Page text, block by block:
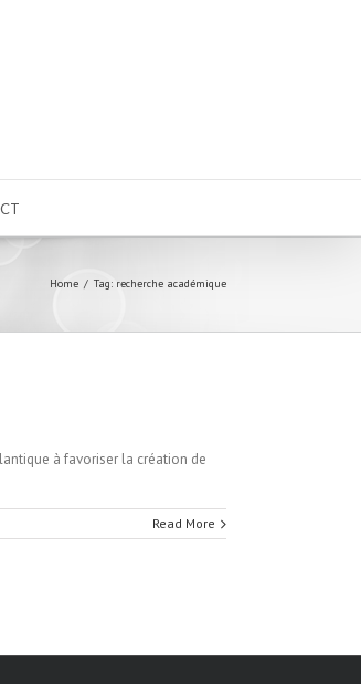
Home Tag: recherche académique
à favoriser la création de
Read More